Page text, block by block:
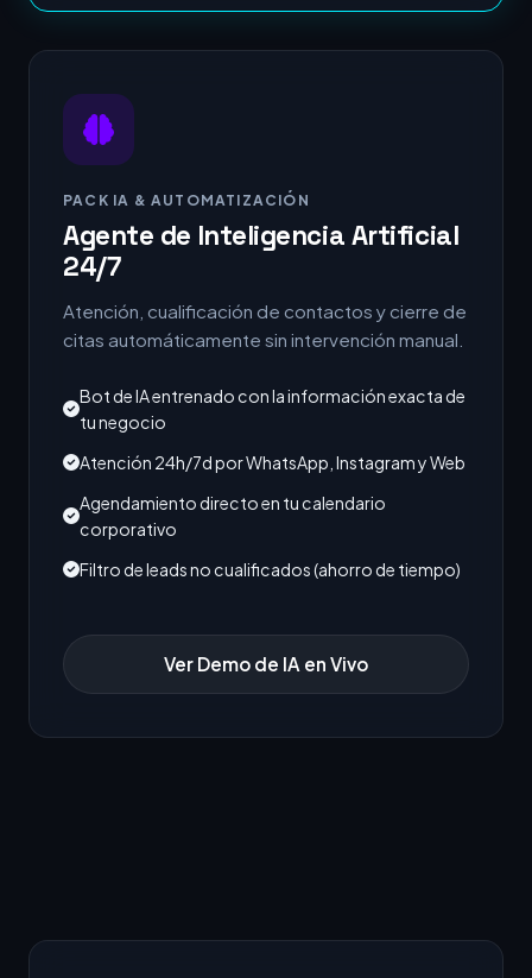
PACK IA & AUTOMATIZACIÓN
Agente de Inteligencia Artificial
24/7
Atención, cualificación de contactos y cierre de
citas automáticamente sin intervención manual.
Bot de IA entrenado con la información exacta de
tu negocio
Atención 24h/7d por WhatsApp, Instagram y Web
Agendamiento directo en tu calendario
corporativo
Filtro de leads no cualificados (ahorro de tiempo)
Ver Demo de IA en Vivo